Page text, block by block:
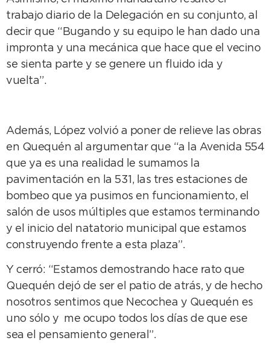
trabajo diario de la Delegación en su conjunto, al
decir que “Bugando y su equipo le han dado una
impronta y una mecánica que hace que el vecino
se sienta parte y se genere un fluido ida y
vuelta”.
Además, López volvió a poner de relieve las obras
en Quequén al argumentar que “a la Avenida 554
que ya es una realidad le sumamos la
pavimentación en la 531, las tres estaciones de
bombeo que ya pusimos en funcionamiento, el
salón de usos múltiples que estamos terminando
y el inicio del natatorio municipal que estamos
construyendo frente a esta plaza”.
Y cerró: “Estamos demostrando hace rato que
Quequén dejó de ser el patio de atrás, y de hecho
nosotros sentimos que Necochea y Quequén es
uno sólo y me ocupo todos los días de que ese
sea el pensamiento general”.